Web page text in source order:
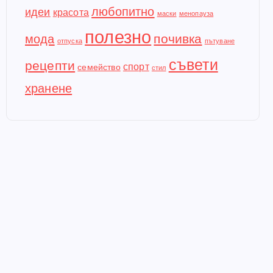
идеи красота любопитно маски менопауза
мода отпуска полезно почивка пътуване
рецепти семейство спорт стил съвети
хранене